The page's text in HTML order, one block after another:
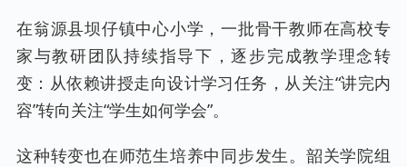
在翁源县坝仔镇中心小学，一批骨干教师在高校专
家与教研团队持续指导下，逐步完成教学理念转
变：从依赖讲授走向设计学习任务，从关注“讲完内
容”转向关注“学生如何学会”。
这种转变也在师范生培养中同步发生。韶关学院组